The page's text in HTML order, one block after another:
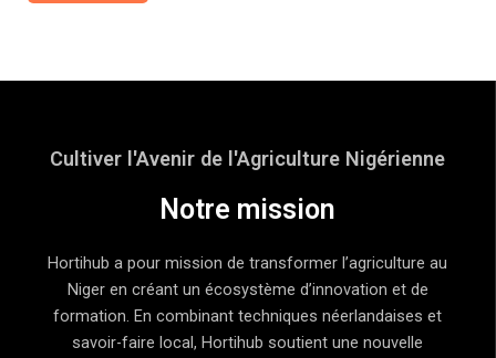
Cultiver l'Avenir de l'Agriculture Nigérienne
Notre mission
Hortihub a pour mission de transformer l’agriculture au
Niger en créant un écosystème d’innovation et de
formation. En combinant techniques néerlandaises et
savoir-faire local, Hortihub soutient une nouvelle